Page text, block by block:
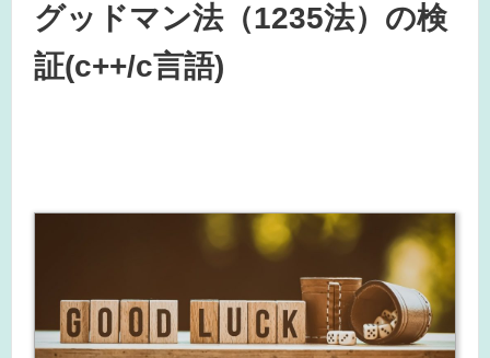
グッドマン法（1235法）の検
証(c++/c言語)